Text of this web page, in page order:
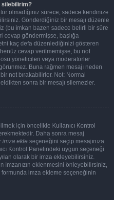
silebilirim?
olmadığınız sürece, sadece kendinize
Gönderdiğiniz bir mesajı düzenle
(bu imkan bazen sadece belirli bir süre
cevap göndermişse, başlığa
kaç defa düzenlediğinizi gösteren
henüz cevap verilmemişse, bu not
yöneticileri veya moderatörler
Buna rağmen mesajı neden
not bırakabilirler. Not: Normal
sonra bir mesajı silemezler.
için öncelikle Kullanıcı Kontrol
Daha sonra mesaj
imza ekle seçeneğini seçip mesajınıza
Kontrol Panelindeki uygun seçeneği
olarak bir imza ekleyebilirsiniz.
imzanızın eklenmesini önleyebilirsiniz,
imza ekleme seçeneğinin